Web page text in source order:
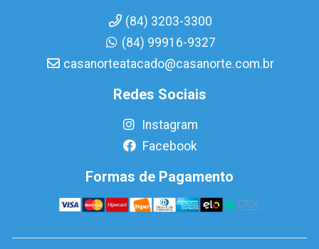
(84) 3203-3300
(84) 99916-9327
casanorteatacado@casanorte.com.br
Redes Sociais
Instagram
Facebook
Formas de Pagamento